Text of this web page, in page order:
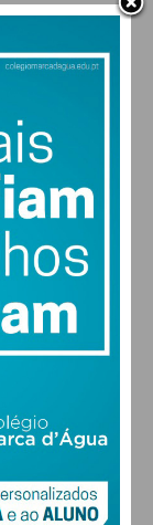
70% humidade
1m/s SO
20 • MIN 20
27 °
DOM